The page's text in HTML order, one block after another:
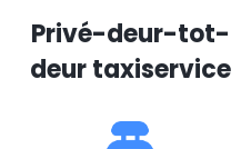
Privé-deur-tot-
deur taxiservice